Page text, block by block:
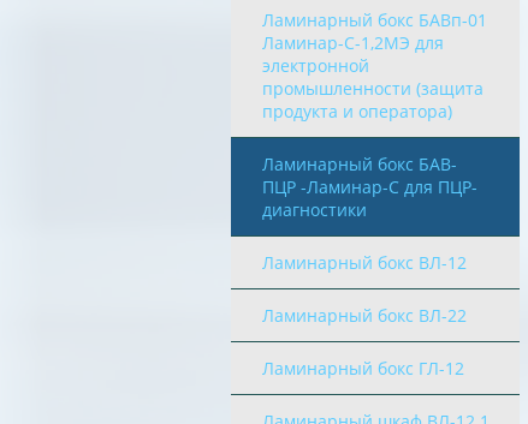
Ламинарный бокс БАВп-01
Ламинар-С-1,2МЭ для
электронной
промышленности (защита
продукта и оператора)
Ламинарный бокс БАВ-
ПЦР -Ламинар-С для ПЦР-
диагностики
Ламинарный бокс ВЛ-12
Ламинарный бокс ВЛ-22
Ламинарный бокс ГЛ-12